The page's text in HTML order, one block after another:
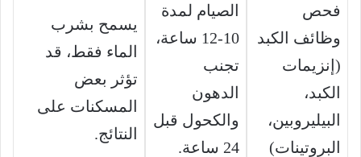
فحص
وظائف الكبد
(إنزيمات
الكبد،
البيليروبين،
البروتينات)
الصيام لمدة
10-12 ساعة،
تجنب
الدهون
والكحول قبل
24 ساعة.
يسمح بشرب
الماء فقط، قد
تؤثر بعض
المسكنات على
النتائج.